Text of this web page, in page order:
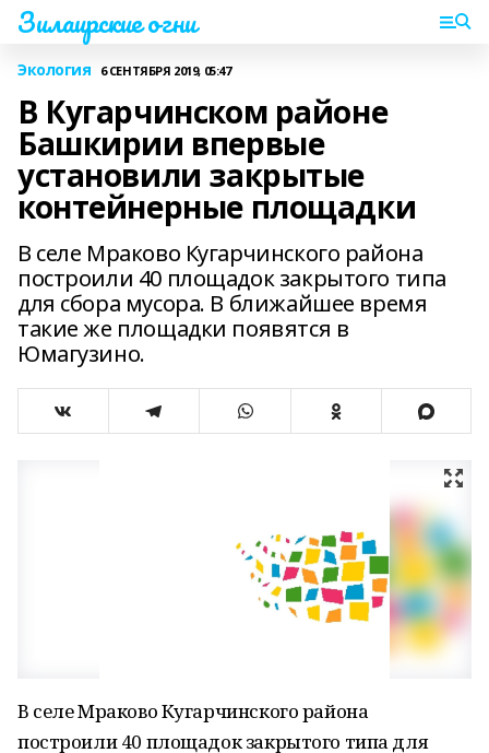
Зилаирские огни
Экология 6 СЕНТЯБРЯ 2019, 05:47
В Кугарчинском районе
Башкирии впервые
установили закрытые
контейнерные площадки
В селе Мраково Кугарчинского района
построили 40 площадок закрытого типа
для сбора мусора. В ближайшее время
такие же площадки появятся в
Юмагузино.
В селе Мраково Кугарчинского района
построили 40 площадок закрытого типа для